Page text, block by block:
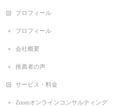
プロフィール
プロフィール
会社概要
推薦者の声
サービス・料金
Zoomオンラインコンサルティング